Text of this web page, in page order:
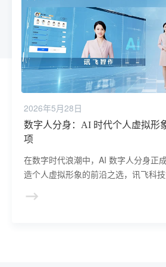
2026年5月28日
数字人分身：AI 时代个人虚拟形
项
在数字时代浪潮中，AI 数字人分身正
造个人虚拟形象的前沿之选，讯飞科